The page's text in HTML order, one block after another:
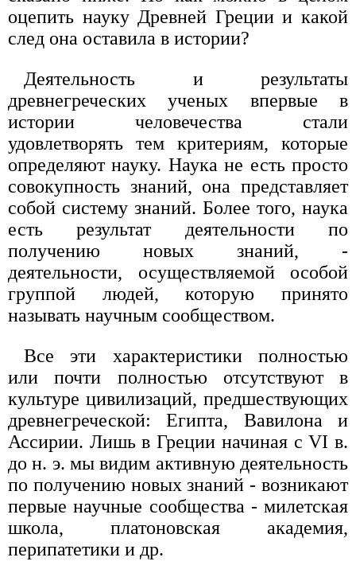
оцепить науку Древней Греции и какой
след она оставила в истории?
Деятельность и результаты
древнегреческих ученых впервые в
истории человечества стали
удовлетворять тем критериям, которые
определяют науку. Наука не есть просто
совокупность знаний, она представляет
собой систему знаний. Более того, наука
есть результат деятельности по
получению новых знаний, -
деятельности, осуществляемой особой
группой людей, которую принято
называть научным сообществом.
Все эти характеристики полностью
или почти полностью отсутствуют в
культуре цивилизаций, предшествующих
древнегреческой: Египта, Вавилона и
Ассирии. Лишь в Греции начиная с VI в.
до н. э. мы видим активную деятельность
по получению новых знаний - возникают
первые научные сообщества - милетская
школа, платоновская академия,
перипатетики и др.